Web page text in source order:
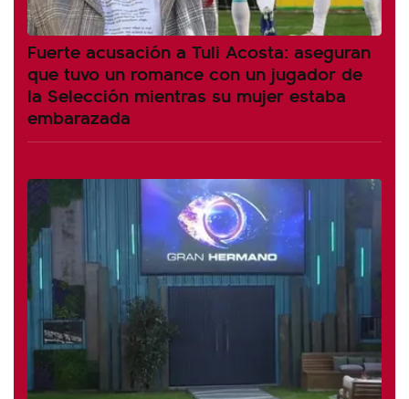
Fuerte acusación a Tuli Acosta: aseguran
que tuvo un romance con un jugador de
la Selección mientras su mujer estaba
embarazada